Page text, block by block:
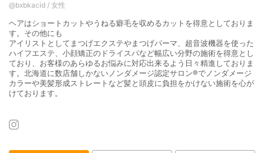
@bxbkacid / 女性
ヘアはショートカットやうねる癖毛を収めるカットを得意としておりま
す。その他にも
アイリストとしてまつげエクステやまつげパーマ、超音波機器を使った
ハイフエステ、小顔矯正のドライスパなど幅広い分野の施術を得意とし
ており、お客様のあらゆるお悩みに対応出来るよう日々精進しておりま
す。北海道に数店舗しかないノンダメージ認定サロン®︎でノンダメージ
カラーや美髪形成ストレートなど髪と頭皮に負担をかけない施術を心が
けております。